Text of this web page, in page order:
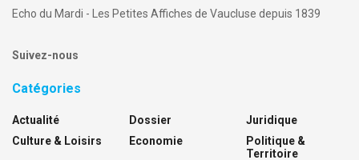
Echo du Mardi - Les Petites Affiches de Vaucluse depuis 1839
Suivez-nous
Catégories
Actualité
Culture & Loisirs
Dossier
Economie
Juridique
Politique &
Territoire